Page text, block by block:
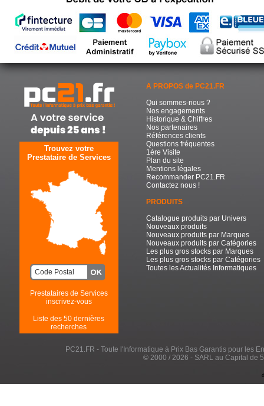
Trouvez votre
Prestataire de Services
Prestataires de Services
inscrivez-vous
Liste des 50 dernières
recherches
A PROPOS de PC21.FR
Qui sommes-nous ?
Nos engagements
Historique & Chiffres
Nos partenaires
Références clients
Questions fréquentes
1ère Visite
Plan du site
Mentions légales
Recommander PC21.FR
Contactez nous !
PRODUITS
Catalogue produits par Univers
Nouveaux produits
Nouveaux produits par Marques
Nouveaux produits par Catégories
Les plus gros stocks par Marques
Les plus gros stocks par Catégories
Toutes les Actualités Informatiques
PC21.FR - Toute l'Informatique à Prix Bas Garantis pour les
© 2000 / 2026 - SARL au Capital de